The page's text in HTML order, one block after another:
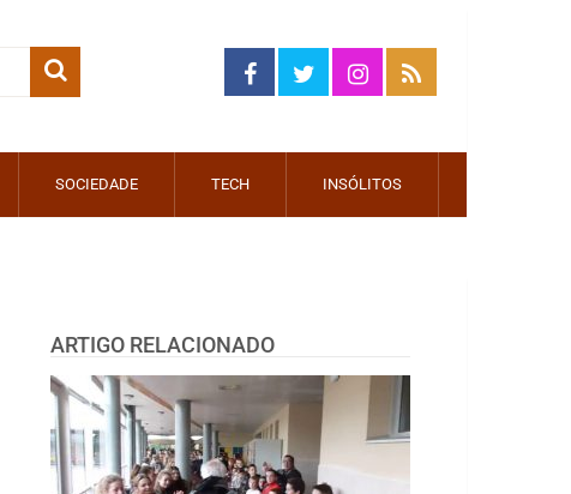
SOCIEDADE TECH INSÓLITOS
ARTIGO RELACIONADO